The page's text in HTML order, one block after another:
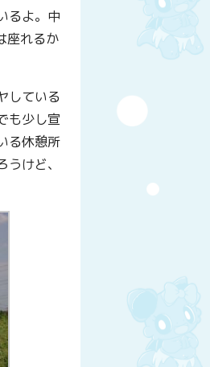
るよ。中
座れるか
している
も少し宣
る休憩所
けど、